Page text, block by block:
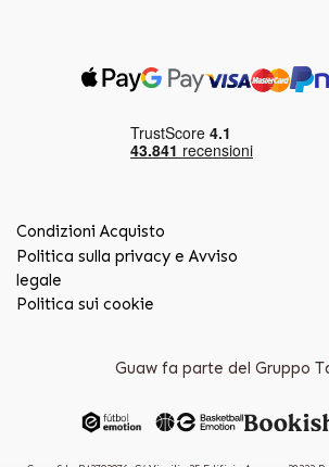
Condizioni Acquisto
Politica sulla privacy e Avviso
legale
Politica sui cookie
Guaw fa parte del Gruppo